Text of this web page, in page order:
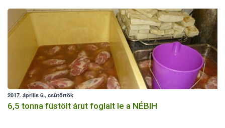
2017. április 6., csütörtök
6,5 tonna füstölt árut foglalt le a NÉBIH